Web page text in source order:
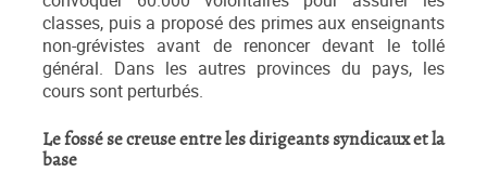
classes, puis a proposé des primes aux enseignants
non-grévistes avant de renoncer devant le tollé
général. Dans les autres provinces du pays, les
cours sont perturbés.
Le fossé se creuse entre les dirigeants syndicaux et la
base